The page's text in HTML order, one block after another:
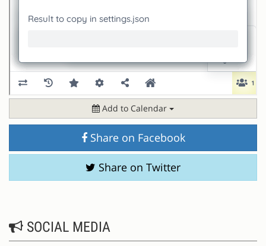
Add to Calendar
Share on Facebook
Share on Twitter
SOCIAL MEDIA